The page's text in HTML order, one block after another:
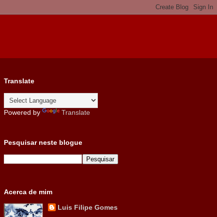
Translate
Powered by Translate
Pesquisar neste blogue
Acerca de mim
Luis Filipe Gomes